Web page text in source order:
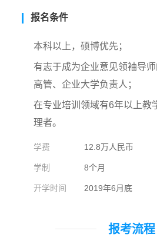
报名条件
本科以上，硕博优先；
有志于成为企业意见领袖导
高管、企业大学负责人；
在专业培训领域有6年以上教
理者。
学费 12.8万人民币
学制 8个月
开学时间 2019年6月底
报考流程